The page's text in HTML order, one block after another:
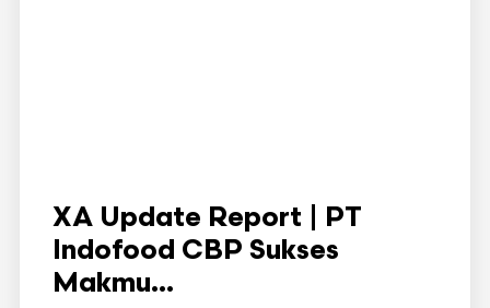
XA Update Report | PT
Indofood CBP Sukses
Makmu...